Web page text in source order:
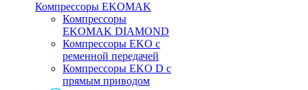
Компрессоры EKOMAK
Компрессоры
EKOMAK DIAMOND
Компрессоры EKO c
ременной передачей
Компрессоры EKO D с
прямым приводом